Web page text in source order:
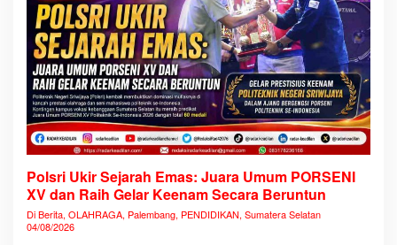
Polsri Ukir Sejarah Emas: Juara Umum PORSENI
XV dan Raih Gelar Keenam Secara Beruntun
Di Berita, OLAHRAGA, Palembang, PENDIDIKAN, Sumatera Selatan
04/08/2026